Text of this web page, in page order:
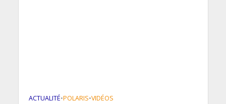
ACTUALITÉ•POLARIS•VIDÉOS